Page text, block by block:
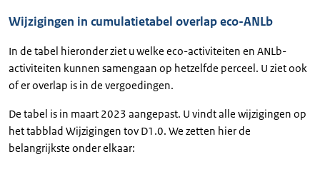
Wijzigingen in cumulatietabel overlap eco-ANLb
In de tabel hieronder ziet u welke eco-activiteiten en ANLb-
activiteiten kunnen samengaan op hetzelfde perceel. U ziet ook
of er overlap is in de vergoedingen.
De tabel is in maart 2023 aangepast. U vindt alle wijzigingen op
het tabblad Wijzigingen tov D1.0. We zetten hier de
belangrijkste onder elkaar: